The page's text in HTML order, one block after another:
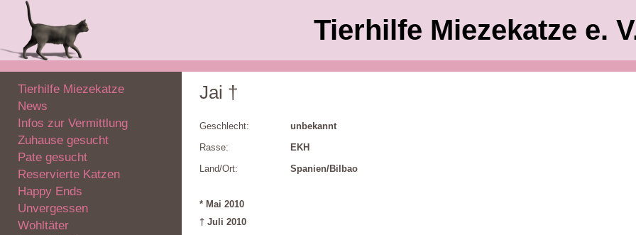
Tierhilfe Miezekatze e.
Tierhilfe Miezekatze
News
Infos zur Vermittlung
Zuhause gesucht
Pate gesucht
Reservierte Katzen
Happy Ends
Unvergessen
Wohltäter
Jai †
Geschlecht:
unbekannt
Rasse:
EKH
Land/Ort:
Spanien/Bilbao
* Mai 2010
† Juli 2010